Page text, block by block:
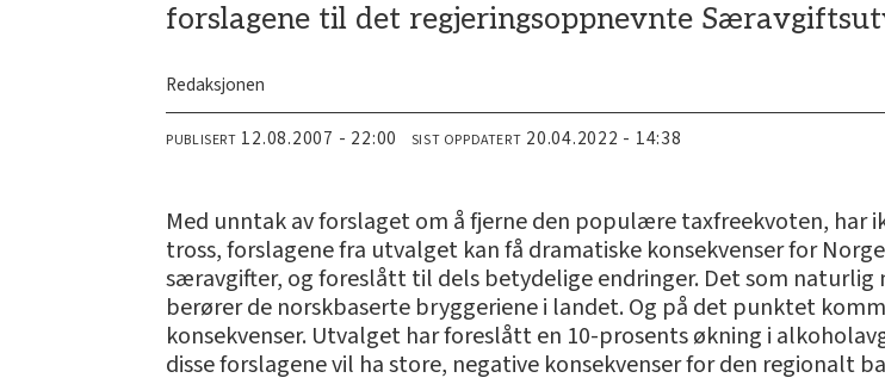
forslagene til det regjeringsoppnevnte
Redaksjonen
PUBLISERT 12.08.2007 - 22:00 SIST OPPDATERT 20.04.2022 - 14:38
Med unntak av forslaget om å fjerne den populære taxfreekvoten, har
tross, forslagene fra utvalget kan få dramatiske konsekvenser for
særavgifter, og foreslått til dels betydelige endringer. Det som
berører de norskbaserte bryggeriene i landet. Og på det punktet
konsekvenser. Utvalget har foreslått en 10-prosents økning i
disse forslagene vil ha store, negative konsekvenser for den regionalt